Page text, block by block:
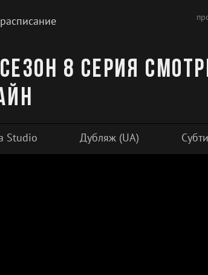
расписание
8 серия
Studio Дубляж (UA)